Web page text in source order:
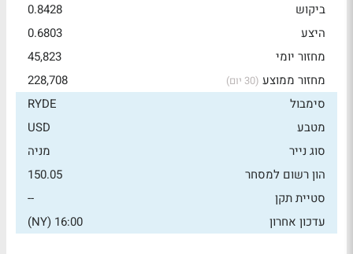
ביקוש
0.8428
היצע
0.6803
מחזור יומי
45,823
מחזור ממוצע (30 יום)
228,708
סימבול
RYDE
מטבע
USD
סוג נייר
מניה
הון רשום למסחר
150.05
סטיית תקן
--
עדכון אחרון
16:00 (NY)